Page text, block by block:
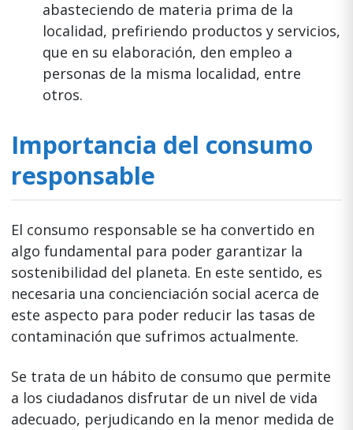
abasteciendo de materia prima de la
localidad, prefiriendo productos y servicios,
que en su elaboración, den empleo a
personas de la misma localidad, entre
otros.
Importancia del consumo
responsable
El consumo responsable se ha convertido en
algo fundamental para poder garantizar la
sostenibilidad del planeta. En este sentido, es
necesaria una concienciación social acerca de
este aspecto para poder reducir las tasas de
contaminación que sufrimos actualmente.
Se trata de un hábito de consumo que permite
a los ciudadanos disfrutar de un nivel de vida
adecuado, perjudicando en la menor medida de